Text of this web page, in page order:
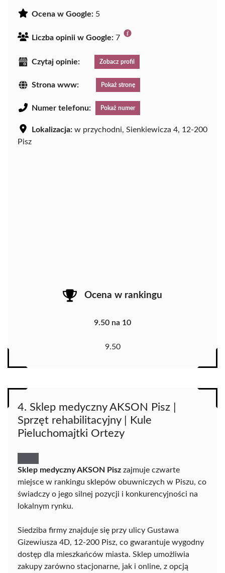
Ocena w Google: 5
Liczba opinii w Google: 7
Czytaj opinie: Zobacz profil
Strona www: Pokaż stronę
Numer telefonu: Pokaż numer
Lokalizacja: w przychodni, Sienkiewicza 4, 12-200
Pisz
Ocena w rankingu
9.50 na 10
9.50
4. Sklep medyczny AKSON Pisz |
Sprzęt rehabilitacyjny | Kule
Pieluchomajtki Ortezy
Sklep medyczny AKSON Pisz zajmuje czwarte
miejsce w rankingu sklepów obuwniczych w Piszu, co
świadczy o jego silnej pozycji i konkurencyjności na
lokalnym rynku.
Siedziba firmy znajduje się przy ulicy Gustawa
Gizewiusza 4D, 12-200 Pisz, co gwarantuje wygodny
dostęp dla mieszkańców miasta. Sklep umożliwia
zakupy zarówno stacjonarne, jak i online, z opcją